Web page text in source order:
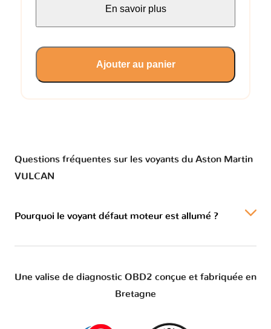
En savoir plus
Ajouter au panier
Questions fréquentes sur les voyants du Aston Martin
VULCAN
Pourquoi le voyant défaut moteur est allumé ?
Une valise de diagnostic OBD2 conçue et fabriquée en
Bretagne